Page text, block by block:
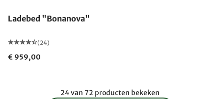
Ladebed "Bonanova"
(24)
€ 959,00
24 van 72 producten bekeken